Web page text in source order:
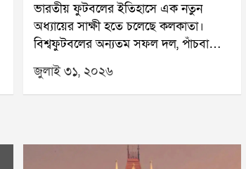
ভারতীয় ফুটবলের ইতিহাসে এক নতুন
অধ্যায়ের সাক্ষী হতে চলেছে কলকাতা।
বিশ্বফুটবলের অন্যতম সফল দল, পাঁচবারের
বিশ্বকাপজয়ী ব্রাজ়িল প্রথমবারের মতো
ভারতের বিরুদ্ধে প্রদর্শনী ম্যাচ খেলতে
আসছে। আগামী ৩ অক্টোবর কলকাতার
যৌথভাবে এই ঐতিহাসিক ম্যাচের ঘোষণা
জুলাই ৩১, ২০২৬